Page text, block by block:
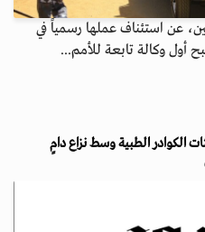
عن استئناف عملها رسمياً في
أول وكالة تابعة للأمم...
الكوادر الطبية وسط نزاع دامٍ